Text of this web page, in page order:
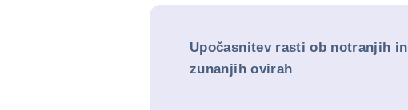
Upočasnitev rasti ob notranjih in
zunanjih ovirah